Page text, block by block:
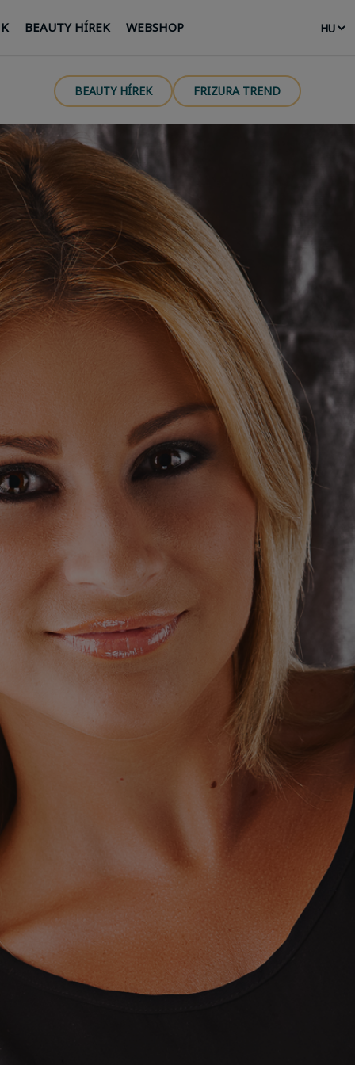
BEAUTY HÍREK WEBSHOP
BEAUTY HÍREK FRIZURA TREND